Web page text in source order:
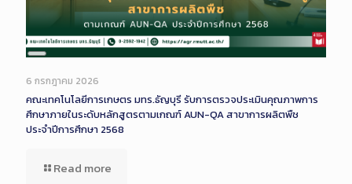
Long
Description
6 กรกฎาคม 2026
คณะเทคโนโลยีการเกษตร มทร.ธัญบุรี รับการตรวจประเมินคุณภาพการ
ศึกษาภายในระดับหลักสูตรตามเกณฑ์ AUN-QA สาขาการผลิตพืช
ประจำปีการศึกษา 2568
Read more